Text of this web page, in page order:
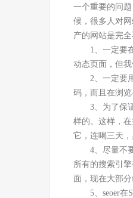
一个重要的问
候，很多人对
产的网站是完
1、一定要
动态页面，但
2、一定要
码，而且在浏览
3、为了保
样的。这样，
它，连喝三天
4、尽量不
所有的搜索引
面，现在大部
5、seoer